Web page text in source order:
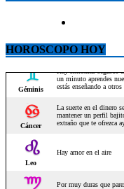
HOROSCOPO HOY